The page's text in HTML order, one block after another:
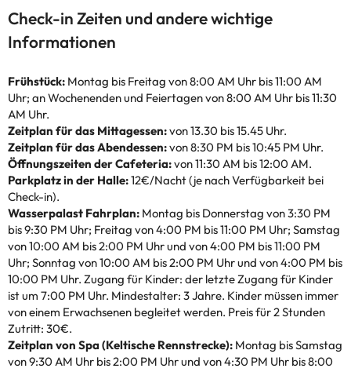
Check-in Zeiten und andere wichtige
Informationen
Frühstück: Montag bis Freitag von 8:00 AM Uhr bis 11:00 AM
Uhr; an Wochenenden und Feiertagen von 8:00 AM Uhr bis 11:30
AM Uhr.
Zeitplan für das Mittagessen:von 13.30 bis 15.45 Uhr.
Zeitplan für das Abendessen:von 8:30 PM bis 10:45 PM Uhr.
Öffnungszeiten der Cafeteria:von 11:30 AM bis 12:00 AM.
Parkplatz in der Halle:12€/Nacht (je nach Verfügbarkeit bei
Check-in).
Wasserpalast Fahrplan: Montag bis Donnerstag von 3:30 PM
bis 9:30 PM Uhr; Freitag von 4:00 PM bis 11:00 PM Uhr; Samstag
von 10:00 AM bis 2:00 PM Uhr und von 4:00 PM bis 11:00 PM
Uhr; Sonntag von 10:00 AM bis 2:00 PM Uhr und von 4:00 PM bis
10:00 PM Uhr. Zugang für Kinder: der letzte Zugang für Kinder
ist um 7:00 PM Uhr. Mindestalter: 3 Jahre. Kinder müssen immer
von einem Erwachsenen begleitet werden. Preis für 2 Stunden
Zutritt: 30€.
Zeitplan von Spa (Keltische Rennstrecke): Montag bis Samstag
von 9:30 AM Uhr bis 2:00 PM Uhr und von 4:30 PM Uhr bis 8:00